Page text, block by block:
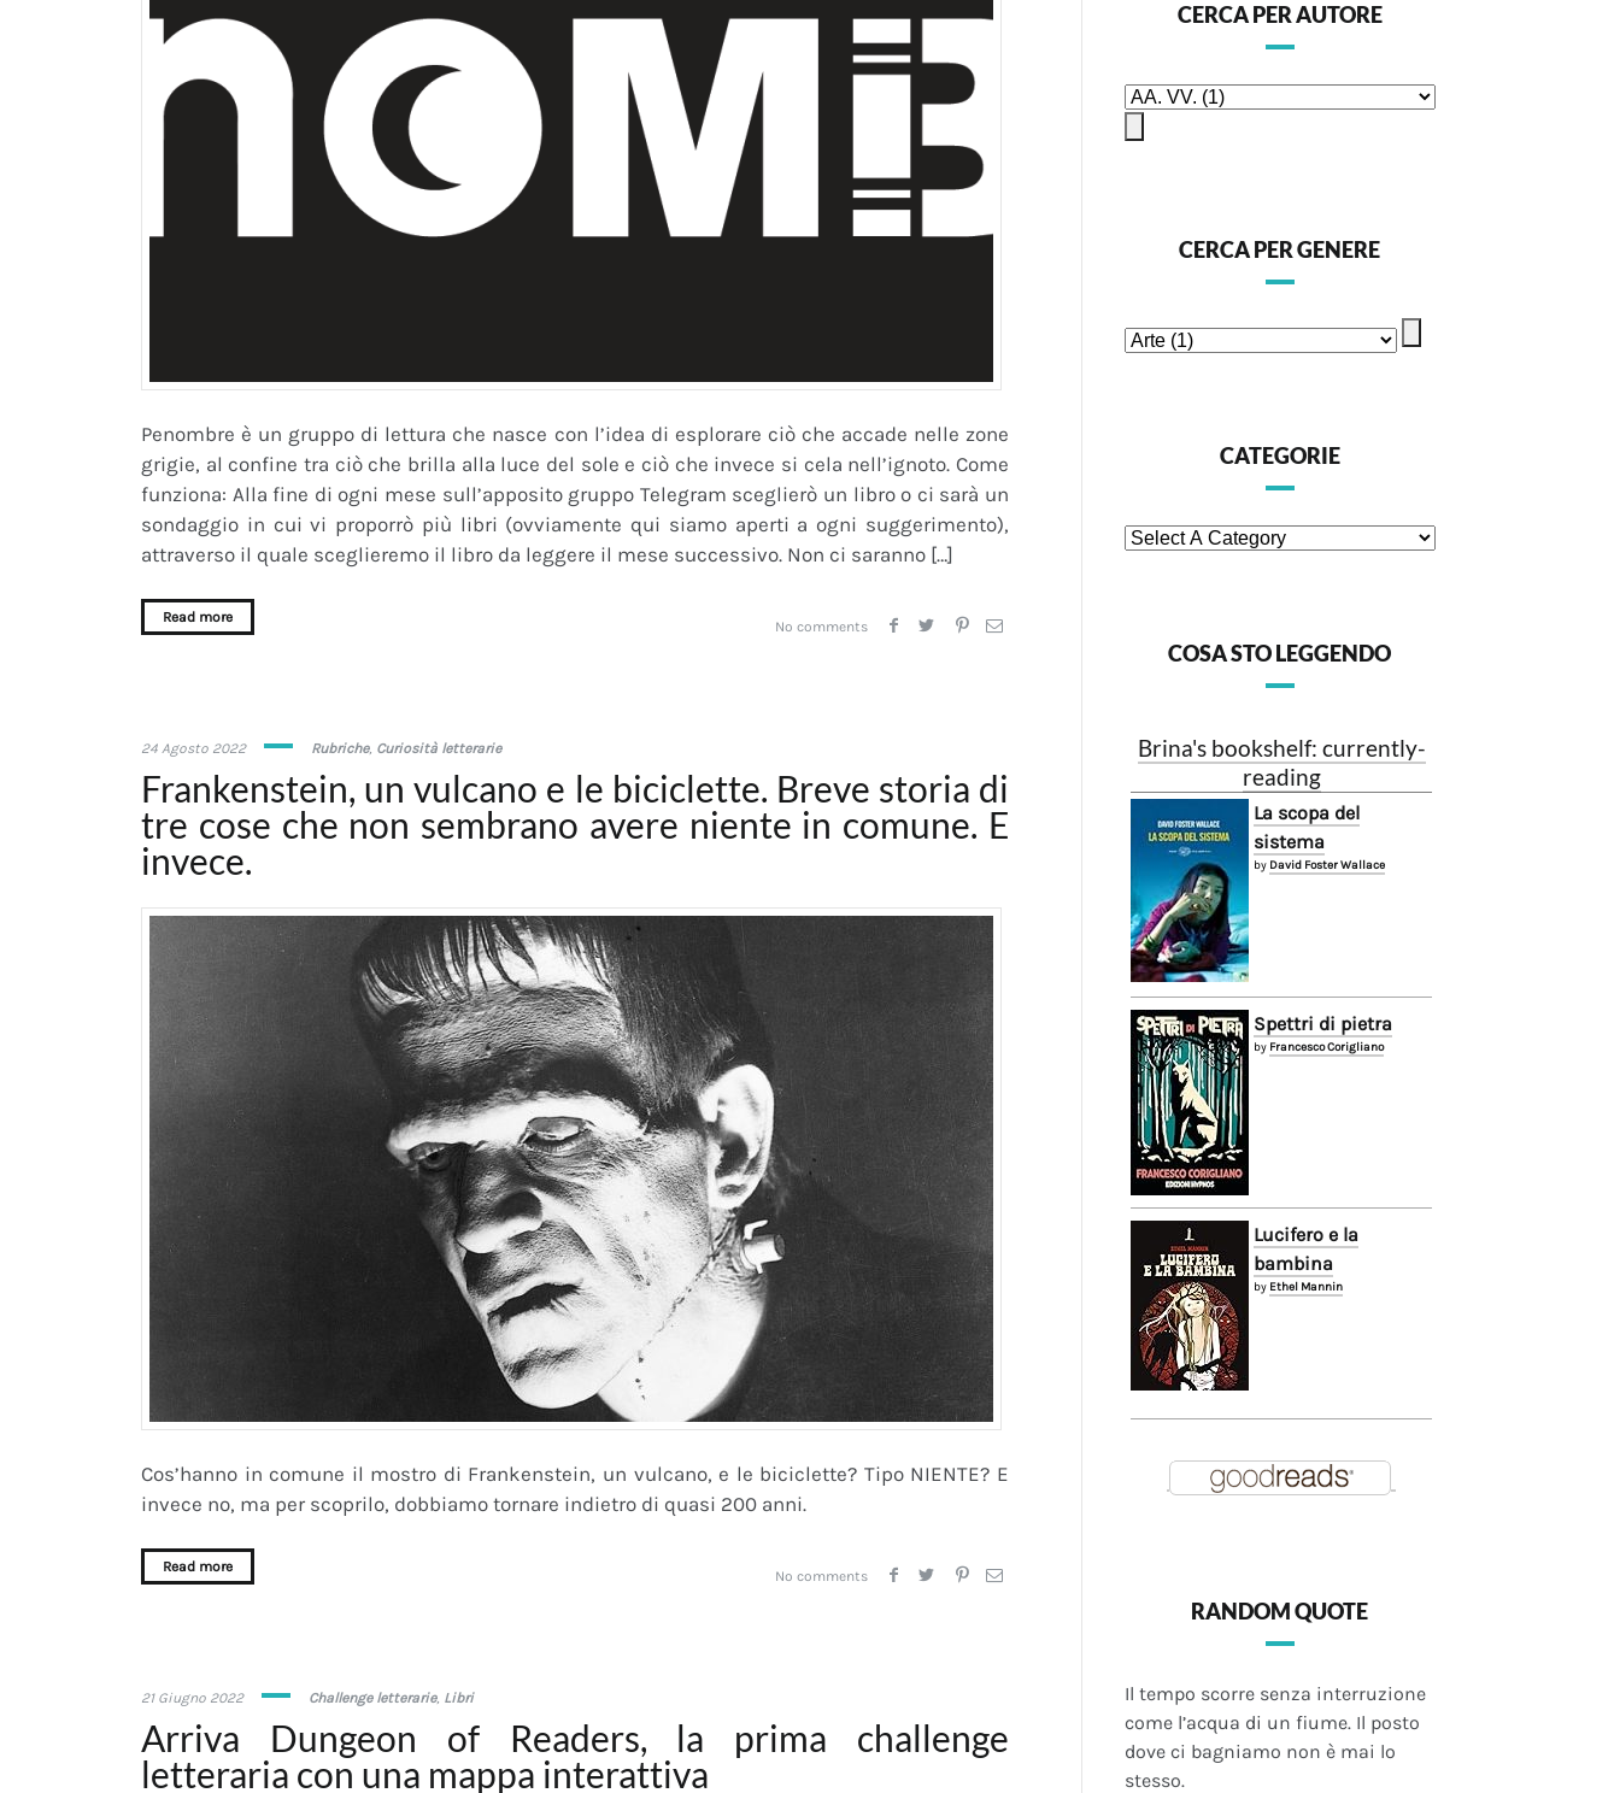
Penombre è un gruppo di lettura che nasce con l’idea di esplorare ciò che accade nelle zone
grigie, al confine tra ciò che brilla alla luce del sole e ciò che invece si cela nell’ignoto. Come
funziona: Alla fine di ogni mese sull’apposito gruppo Telegram sceglierò un libro o ci sarà un
sondaggio in cui vi proporrò più libri (ovviamente qui siamo aperti a ogni suggerimento),
attraverso il quale sceglieremo il libro da leggere il mese successivo. Non ci saranno […]
Read more
No comments
24 Agosto 202224
2022
Rubriche, Curiosità letterarie
Frankenstein, un vulcano e le biciclette. Breve storia di
tre cose che non sembrano avere niente in comune. E
invece.
Cos’hanno in comune il mostro di Frankenstein, un vulcano, e le biciclette? Tipo NIENTE? E
invece no, ma per scoprilo, dobbiamo tornare indietro di quasi 200 anni.
Read more
No comments
21 Giugno 20222
Challenge letterarie, Libri
Arriva Dungeon of Readers, la prima challenge
letteraria con una mappa interattiva
CERCA PER AUTORE
CERCA PER GENERE
CATEGORIE
COSA STO LEGGENDO
Brina's bookshelf: currently-
reading
La scopa del
sistema
by David Foster Wallace
Spettri di pietra
by Francesco Corigliano
Lucifero e la
bambina
by Ethel Mannin
RANDOM QUOTE
Il tempo scorre senza interruzione
come l’acqua di un fiume. Il posto
dove ci bagniamo non è mai lo
stesso.